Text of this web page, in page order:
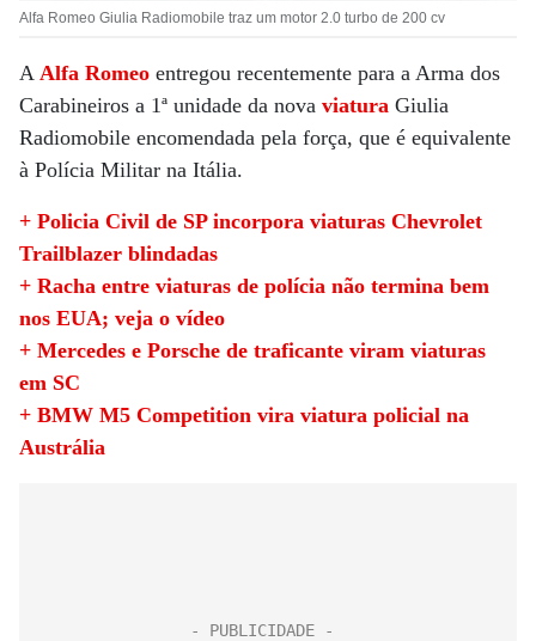
Alfa Romeo Giulia Radiomobile traz um motor 2.0 turbo de 200 cv
A Alfa Romeo entregou recentemente para a Arma dos
Carabineiros a 1ª unidade da nova viatura Giulia
Radiomobile encomendada pela força, que é equivalente
à Polícia Militar na Itália.
+ Policia Civil de SP incorpora viaturas Chevrolet
Trailblazer blindadas
+ Racha entre viaturas de polícia não termina bem
nos EUA; veja o vídeo
+ Mercedes e Porsche de traficante viram viaturas
em SC
+ BMW M5 Competition vira viatura policial na
Austrália